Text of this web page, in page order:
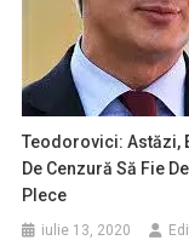
Teodorovici: Astăzi,
De Cenzură Să Fie
Plece
iulie 13, 2020